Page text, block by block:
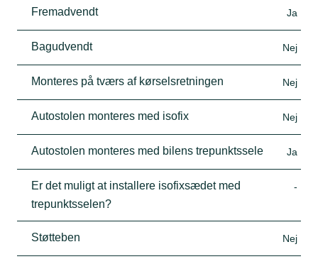
Fremadvendt Ja
Bagudvendt Nej
Monteres på tværs af kørselsretningen Nej
Autostolen monteres med isofix Nej
Autostolen monteres med bilens trepunktssele Ja
Er det muligt at installere isofixsædet med
trepunktsselen?
-
Støtteben Nej